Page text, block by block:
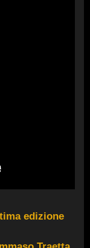
edizione